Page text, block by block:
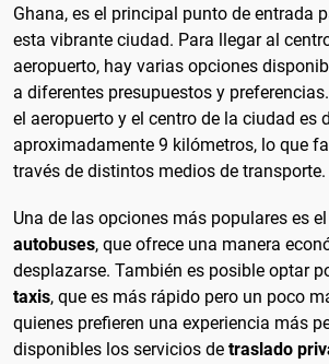
Ghana, es el principal punto de entrada
esta vibrante ciudad. Para llegar al
aeropuerto, hay varias opciones
a diferentes presupuestos y
el aeropuerto y el centro de la ciudad es
aproximadamente 9 kilómetros, lo que
través de distintos medios de transporte.
Una de las opciones más populares es
autobuses, que ofrece una manera
desplazarse. También es posible optar
taxis, que es más rápido pero un poco
quienes prefieren una experiencia más
disponibles los servicios de traslado